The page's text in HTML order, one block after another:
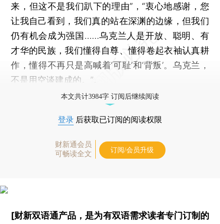
来，但这不是我们趴下的理由”，“衷心地感谢，您
让我自己看到，我们真的站在深渊的边缘，但我们
仍有机会成为强国……乌克兰人是开放、聪明、有
才华的民族，我们懂得自尊、懂得卷起衣袖认真耕
作，懂得不再只是高喊着‘可耻’和‘背叛’。乌克兰，
不是用空谈建成的。”。
本文共计3984字 订阅后继续阅读
登录 后获取已订阅的阅读权限
财新通会员
可畅读全文
订阅/会员升级
[财新双语通产品，是为有双语需求读者专门订制的